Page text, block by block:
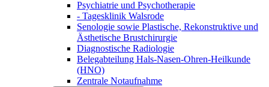
Psychiatrie und Psychotherapie
- Tagesklinik Walsrode
Senologie sowie Plastische, Rekonstruktive und
Ästhetische Brustchirurgie
Diagnostische Radiologie
Belegabteilung Hals-Nasen-Ohren-Heilkunde
(HNO)
Zentrale Notaufnahme